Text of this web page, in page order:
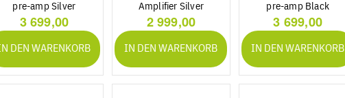
pre-amp Silver
3 699,00
DEN WARENKORB
Amplifier Silver
2 999,00
IN DEN WARENKORB
pre-amp Black
3 699,00
IN DEN WARENKORB